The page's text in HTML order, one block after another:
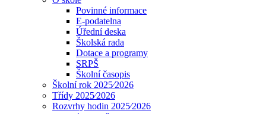
Povinné informace
E-podatelna
Úřední deska
Školská rada
Dotace a programy
SRPŠ
Školní časopis
Školní rok 2025⁄2026
Třídy 2025⁄2026
Rozvrhy hodin 2025⁄2026